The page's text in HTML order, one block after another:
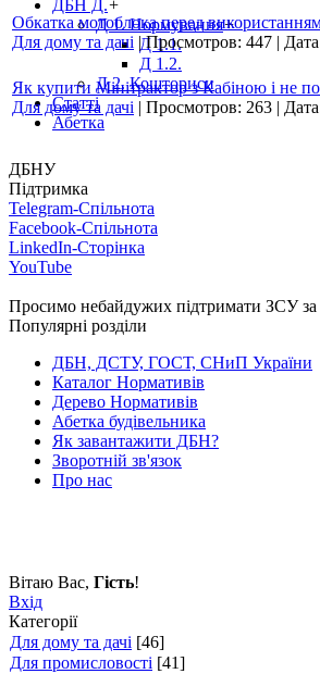
ДБН Д.+
Д 1. Нормування+
Д 1.1.
Д 1.2.
Д 2. Кошториси
Статті
Абетка
Обкатка мотоблока перед
Для дому та дачі |Просмотров: 447 |
Як купити Мінітрактор з Кабіною і не
Для дому та дачі | Просмотров: 263 |
ДБНУ
Підтримка
Telegram-Спільнота
Facebook-Спільнота
LinkedIn-Сторінка
YouTube
Просимо небайдужих підтримати ЗСУ
Популярні розділи
ДБН, ДСТУ, ГОСТ, СНиП України
Каталог Нормативів
Дерево Нормативів
Абетка будівельника
Як завантажити ДБН?
Зворотній зв'язок
Про нас
Вітаю Вас, Гість!
Вхід
Категорії
Для дому та дачі [46]
Для промисловості [41]